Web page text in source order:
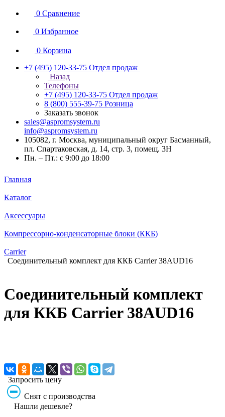
0 Сравнение
0 Избранное
0 Корзина
+7 (495) 120-33-75 Отдел продаж
Назад
Телефоны
+7 (495) 120-33-75 Отдел продаж
8 (800) 555-39-75 Розница
Заказать звонок
sales@aspromsystem.ru
info@aspromsystem.ru
105082, г. Москва, муниципальный округ Басманный,
пл. Спартаковская, д. 14, стр. 3, помещ. 3Н
Пн. – Пт.: с 9:00 до 18:00
Главная
Каталог
Аксессуары
Компрессорно-конденсаторные блоки (ККБ)
Carrier
Соединительный комплект для ККБ Carrier 38AUD16
Соединительный комплект
для ККБ Carrier 38AUD16
Запросить цену
Снят с производства
Нашли дешевле?